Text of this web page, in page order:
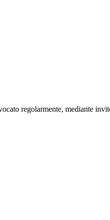
regolarmente, mediante